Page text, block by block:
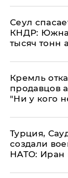
​Сеул
КНДР:
тысяч тонн
Кремль
продавцов
"Ни у кого
Турция,
создали
НАТО: Иран